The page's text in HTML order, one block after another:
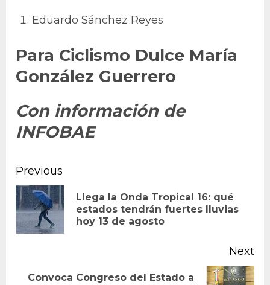
Eduardo Sánchez Reyes
Para Ciclismo Dulce María
González Guerrero
Con información de
INFOBAE
Continue
Reading
Previous
Llega la Onda Tropical 16: qué
estados tendrán fuertes lluvias
hoy 13 de agosto
Next
Convoca Congreso del Estado a